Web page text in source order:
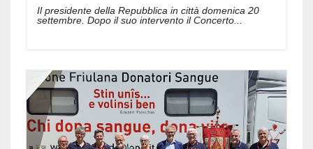
Il presidente della Repubblica in città domenica 20
settembre. Dopo il suo intervento il Concerto...